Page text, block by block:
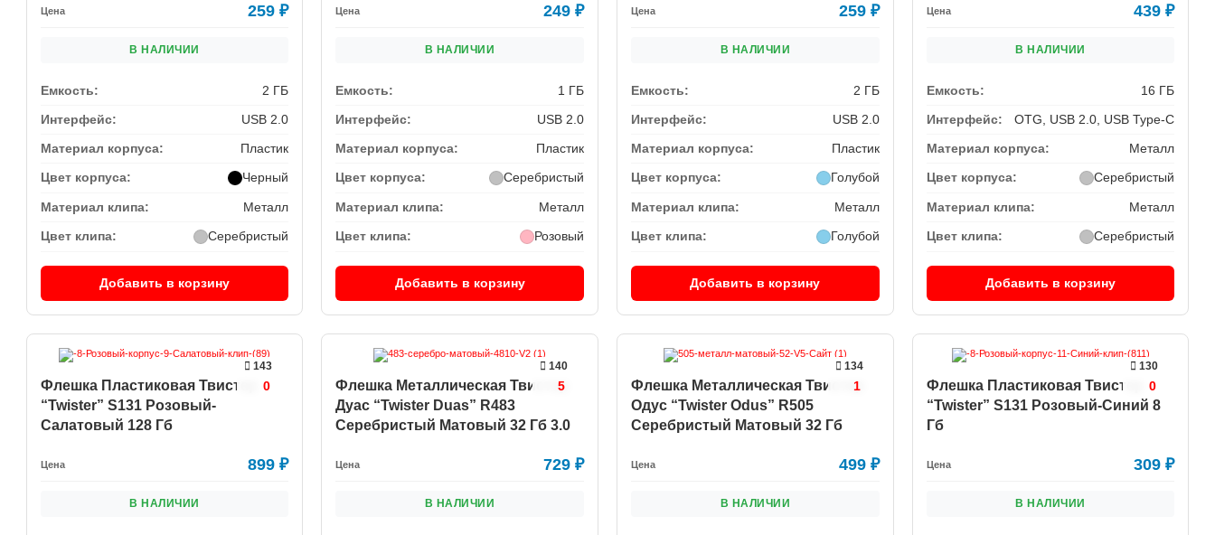
Цена 259₽
В НАЛИЧИИ
Емкость:
2 ГБ
Интерфейс:
USB 2.0
Материал корпуса:
Пластик
Цвет корпуса: Черный
Материал клипа: Металл
Цвет клипа: Серебристый
Добавить в корзину
Цена 249 ₽
В НАЛИЧИИ
Емкость:
1 ГБ
Интерфейс:
USB 2.0
Материал корпуса:
Пластик
Цвет корпуса: Серебристый
Материал клипа: Металл
Цвет клипа: Розовый
Добавить в корзину
Цена 259 ₽
В НАЛИЧИИ
Емкость:
2 ГБ
Интерфейс:
USB 2.0
Материал корпуса:
Пластик
Цвет корпуса: Голубой
Материал клипа: Металл
Цвет клипа: Голубой
Добавить в корзину
Цена 439₽
В НАЛИЧИИ
Емкость:
16 ГБ
Интерфейс:
OTG, USB 2.0, USB Type-C
Материал корпуса:
Металл
Цвет корпуса: Серебристый
Материал клипа: Металл
Цвет клипа: Серебристый
Добавить в корзину
143
0
Флешка Пластиковая Твистер
“Twister” S131 Розовый-
Салатовый 128 Гб
Цена 899₽
В НАЛИЧИИ
140
5
Флешка Металлическая Твистер
Дуас “Twister Duas” R483
Серебристый Матовый 32 Гб 3.0
Цена 729 ₽
В НАЛИЧИИ
134
1
Флешка Металлическая Твистер
Одус “Twister Odus” R505
Серебристый Матовый 32 Гб
Цена 499 ₽
В НАЛИЧИИ
130
0
Флешка Пластиковая Твистер
“Twister” S131 Розовый-Синий 8
Гб
Цена 309₽
В НАЛИЧИИ